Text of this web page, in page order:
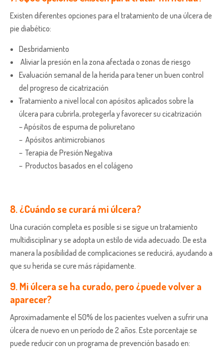
Existen diferentes opciones para el tratamiento de una úlcera de
pie diabético:
Desbridamiento
Aliviar la presión en la zona afectada o zonas de riesgo
Evaluación semanal de la herida para tener un buen control
del progreso de cicatrización
Tratamiento a nivel local con apósitos aplicados sobre la
úlcera para cubrirla, protegerla y favorecer su cicatrización
– Apósitos de espuma de poliuretano
– Apósitos antimicrobianos
– Terapia de Presión Negativa
– Productos basados en el colágeno
8. ¿Cuándo se curará mi úlcera?
Una curación completa es posible si se sigue un tratamiento
multidisciplinar y se adopta un estilo de vida adecuado. De esta
manera la posibilidad de complicaciones se reducirá, ayudando a
que su herida se cure más rápidamente.
9. Mi úlcera se ha curado, pero ¿puede volver a
aparecer?
Aproximadamente el 50% de los pacientes vuelven a sufrir una
úlcera de nuevo en un período de 2 años. Este porcentaje se
puede reducir con un programa de prevención basado en: